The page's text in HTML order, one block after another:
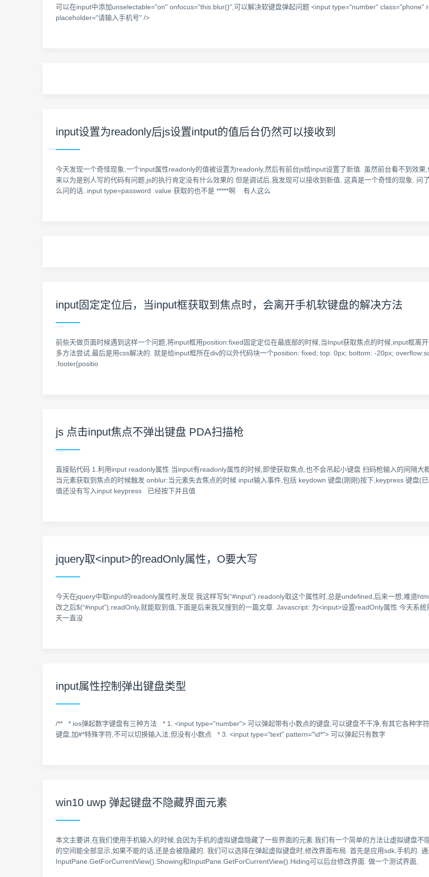
可以在input中添加unselectable="on" onfocus="this.blur()",可以解决软键盘弹起问题 <input type="number"
placeholder="请输入手机号" />
input设置为readonly后js设置intput的值后台仍然可以接收到
今天发现一个奇怪现象,一个input属性readonly的值被设置为readonly,然后有前台js给input设置了新值. 虽然前台看不到效
来以为是别人写的代码有问题,js的执行肯定没有什么效果的.但是调试后,我发现可以接收到新值. 这真是一个奇怪的现象.
么问的话..input type=password .value 获取的也不是 *****啊 有人这么
input固定定位后，当input框获取到焦点时，会离开手机软键盘的解决方法
前些天做页面时候遇到这样一个问题,将input框用position:fixed固定定位在最底部的时候,当Input获取焦点的时候,input框离
多方法尝试,最后是用css解决的. 就是给input框所在div的以外代码块一个position: fixed; top: 0px; bottom: -20px;
.footer{positio
js 点击input焦点不弹出键盘 PDA扫描枪
直接贴代码 1.利用input readonly属性 当input有readonly属性的时候,即使获取焦点,也不会吊起小键盘 扫码枪输入的间隔
当元素获取到焦点的时候触发 onblur:当元素失去焦点的时候 input输入事件,包括 keydown 键盘(刚刚)按下,keypress 键盘(
值还没有写入input keypress 已经按下并且值
jquery取<input>的readOnly属性，O要大写
今天在jquery中取input的readonly属性时,发现 我这样写$(“#input”).readonly取这个属性时,总是undefined,后来一想,难道
改之后$(“#input”).readOnly,就能取到值,下面是后来我又搜到的一篇文章. Javascript: 为<input>设置readOnly属性 今天系
天一直没
input属性控制弹出键盘类型
/** * ios弹起数字键盘有三种方法 * 1. <input type="number"> 可以弹起带有小数点的键盘,可以键盘不干净,有其它各种字
键盘,加#*特殊字符,不可以切换输入法,但没有小数点 * 3. <input type="text" pattern="\d*"> 可以弹起只有数字
win10 uwp 弹起键盘不隐藏界面元素
本文主要讲,在我们使用手机输入的时候,会因为手机的虚拟键盘隐藏了一些界面的元素.我们有一个简单的方法让虚拟键盘
的空间能全部显示,如果不能的话,还是会被隐藏的. 我们可以选择在弹起虚拟键盘时,修改界面布局. 首先是应用sdk,手机的.
InputPane.GetForCurrentView().Showing和InputPane.GetForCurrentView().Hiding可以后台修改界面. 做一个测试界面,